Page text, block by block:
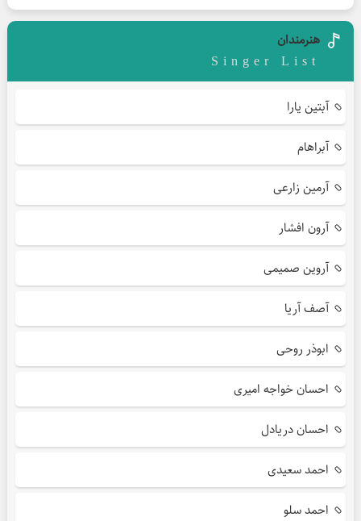
هنرمندان
Singer List
آبتین یارا
آبراهام
آرمین زارعی
آرون افشار
آروین صمیمی
آصف آریا
ابوذر روحی
احسان خواجه امیری
احسان دریادل
احمد سعیدی
احمد سلو